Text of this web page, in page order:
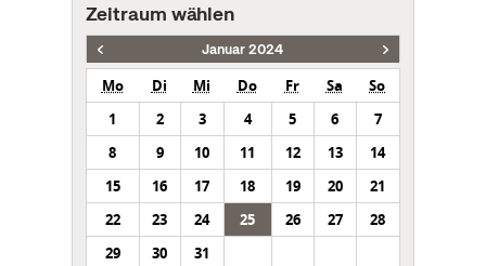
Zeitraum wählen
Januar 2024
Mo Di Mi Do Fr Sa
So
1
2 3 4 5 6
7
8
9 10 11 12 13
14
15
16 17 18 19 20
21
22
23 24 25 26 27
28
29
30 31